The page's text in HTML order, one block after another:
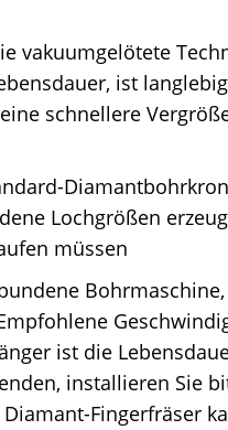
vakuumgelötete
ist
schnellere
Lochgrößen
müssen
ist die
installieren Sie
Fingerfräser